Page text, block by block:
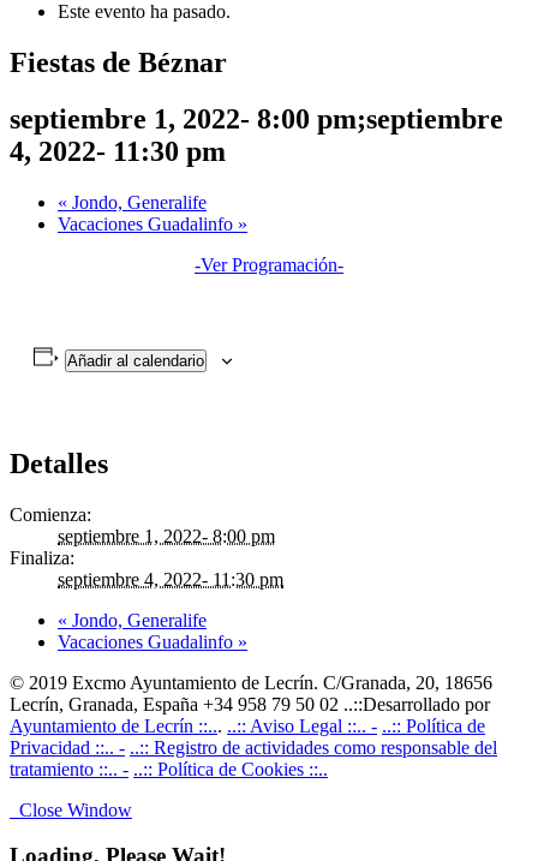
Este evento ha pasado.
Fiestas de Béznar
septiembre 1, 2022- 8:00 pm;septiembre
4, 2022- 11:30 pm
« Jondo, Generalife
Vacaciones Guadalinfo »
-Ver Programación-
Añadir al calendario
Detalles
Comienza:
septiembre 1, 2022- 8:00 pm
Finaliza:
septiembre 4, 2022- 11:30 pm
« Jondo, Generalife
Vacaciones Guadalinfo »
© 2019 Excmo Ayuntamiento de Lecrín. C/Granada, 20, 18656
Lecrín, Granada, España +34 958 79 50 02 ..::Desarrollado por
Ayuntamiento de Lecrín ::... ..:: Aviso Legal ::.. - ..:: Política de
Privacidad ::.. - ..:: Registro de actividades como responsable del
tratamiento ::.. - ..:: Política de Cookies ::..
Close Window
Loading, Please Wait!